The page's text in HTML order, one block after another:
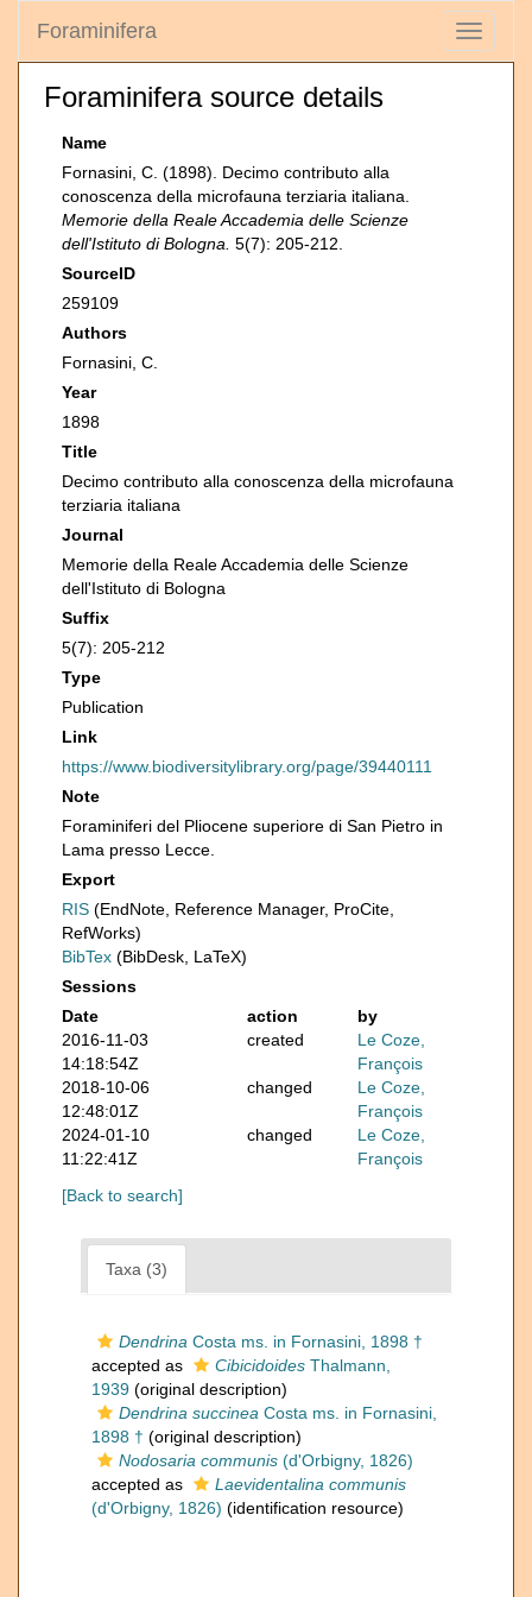
Toggle
Foraminifera
Foraminifera source details
Name
Fornasini, C. (1898). Decimo contributo alla
conoscenza della microfauna terziaria italiana.
Memorie della Reale Accademia delle Scienze
dell'Istituto di Bologna. 5(7): 205-212.
SourceID
259109
Authors
Fornasini, C.
Year
1898
Title
Decimo contributo alla conoscenza della microfauna
terziaria italiana
Journal
Memorie della Reale Accademia delle Scienze
dell'Istituto di Bologna
Suffix
5(7): 205-212
Type
Publication
Link
https://www.biodiversitylibrary.org/page/39440111
Note
Foraminiferi del Pliocene superiore di San Pietro in
Lama presso Lecce.
Export
RIS (EndNote, Reference Manager, ProCite,
RefWorks)
BibTex (BibDesk, LaTeX)
Sessions
Date
action
by
2016-11-03
14:18:54Z
created
Le Coze,
François
2018-10-06
12:48:01Z
changed
Le Coze,
François
2024-01-10
11:22:41Z
changed
Le Coze,
François
[Back to search]
Taxa (3)
Dendrina Costa ms. in Fornasini, 1898 †
accepted as
Cibicidoides Thalmann,
1939 (original description)
Dendrina succinea Costa ms. in Fornasini,
1898 † (original description)
Nodosaria communis (d'Orbigny, 1826)
accepted as
Laevidentalina communis
(d'Orbigny, 1826) (identification resource)